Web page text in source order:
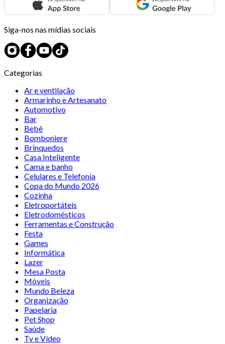
Siga-nos nas mídias sociais
Categorias
Ar e ventilação
Armarinho e Artesanato
Automotivo
Bar
Bebê
Bomboniere
Brinquedos
Casa Inteligente
Cama e banho
Celulares e Telefonia
Copa do Mundo 2026
Cozinha
Eletroportáteis
Eletrodomésticos
Ferramentas e Construção
Festa
Games
Informática
Lazer
Mesa Posta
Móveis
Mundo Beleza
Organização
Papelaria
Pet Shop
Saúde
Tv e Vídeo